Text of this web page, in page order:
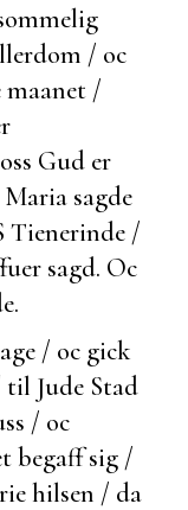
/ oc
maanet /
Gud er
sagde
Tienerinde /
sagd. Oc
/ oc gick
til Jude Stad
/ oc
begaff sig /
hilsen / da